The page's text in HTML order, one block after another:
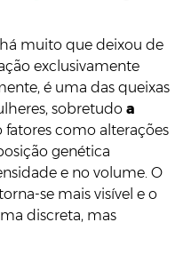
muito que deixou de
exclusivamente
é uma das queixas
sobretudo a
fatores como alterações
genética
e no volume. O
se mais visível e o
discreta, mas